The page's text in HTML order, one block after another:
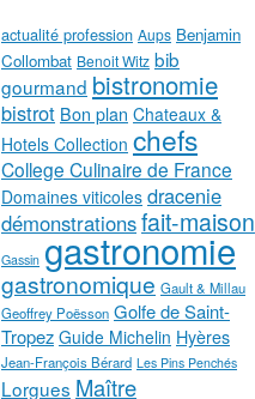
actualité profession Aups Benjamin
Collombat Benoit Witz bib
gourmand bistronomie
bistrot Bon plan Chateaux &
Hotels Collection chefs
College Culinaire de France
Domaines viticoles dracenie
démonstrationsfait-maison
Gassin gastronomie
gastronomique Gault & Millau
Geoffrey Poësson Golfe de Saint-
Tropez Guide Michelin Hyères
Jean-François Bérard Les Pins Penchés
Lorgues Maître